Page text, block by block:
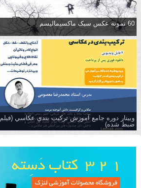
60 نمونه عکس سبک ماکسیمالیسم
وبینار دوره جامع آموزش تركيب بندي عكاسي (فیلم
ضبط شده)